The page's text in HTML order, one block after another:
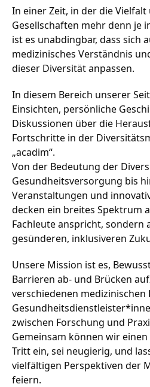
In einer Zeit, in der die
Gesellschaften mehr denn je
ist es unabdingbar, dass sich
medizinisches Verständnis
dieser Diversität anpassen.
In diesem Bereich unserer
Einsichten, persönliche
Diskussionen über die
Fortschritte in der
„acadim“.
Von der Bedeutung der
Gesundheitsversorgung bis
Veranstaltungen und
decken ein breites Spektrum
Fachleute anspricht, sondern
gesünderen, inklusiveren
Unsere Mission ist es,
Barrieren ab- und Brücken
verschiedenen medizinischen
zwischen Forschung und
Gemeinsam können wir
Tritt ein, sei neugierig, und
vielfältigen Perspektiven der
feiern.